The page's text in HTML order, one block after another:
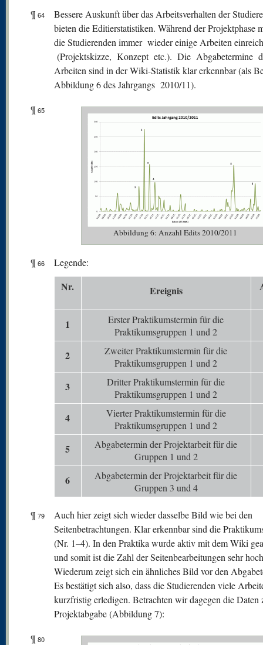
¶ 64
Bessere Auskunft über das Arbeitsverhalten der
bieten die Editierstatistiken. Während der Projektphase
die Studierenden immer wieder einige Arbeiten
(Projektskizze, Konzept etc.). Die Abgabetermine
Arbeiten sind in der Wiki-Statistik klar erkennbar (als
Abbildung 6 des Jahrgangs 2010/11).
¶ 65
Abbildung 6: Anzahl Edits 2010/2011
¶ 66 Legende:
Nr. Ereignis
1
Erster Praktikumstermin für die
Praktikumsgruppen 1 und 2
2
Zweiter Praktikumstermin für die
Praktikumsgruppen 1 und 2
3
Dritter Praktikumstermin für die
Praktikumsgruppen 1 und 2
4
Vierter Praktikumstermin für die
Praktikumsgruppen 1 und 2
5
Abgabetermin der Projektarbeit für die
Gruppen 1 und 2
6
Abgabetermin der Projektarbeit für die
Gruppen 3 und 4
¶ 79
Auch hier zeigt sich wieder dasselbe Bild wie bei den
Seitenbetrachtungen. Klar erkennbar sind die
(Nr. 1–4). In den Praktika wurde aktiv mit dem Wiki
und somit ist die Zahl der Seitenbearbeitungen sehr
Wiederum zeigt sich ein ähnliches Bild vor den
Es bestätigt sich also, dass die Studierenden viele
kurzfristig erledigen. Betrachten wir dagegen die Daten
Projektabgabe (Abbildung 7):
¶ 80